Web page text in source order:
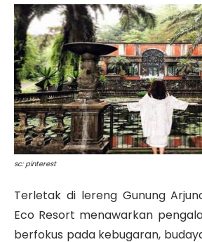
sc: pinterest
Terletak di lereng Gunung
Eco Resort menawarkan
berfokus pada kebugaran,